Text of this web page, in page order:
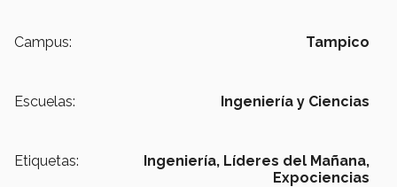
Campus: Tampico
Escuelas: Ingeniería y Ciencias
Etiquetas: Ingeniería, Líderes del Mañana,
Expociencias